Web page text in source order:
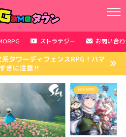
ストラテジー お問い合
タワーディフェンスRPG！ハマ
ぎに注意‼︎
MMORPG